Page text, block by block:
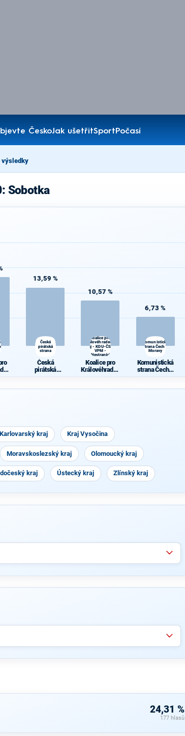
ČeskoJak ušetřitSportPočasí
výsledky
Sobotka
13,59 %
Česká
pirátská
strana
Česká
pirátská
10,57 %
Koalice pro
Královéhradecký
kraj - KDU-ČSL -
VPM -
Nestraníci
Koalice pro
Královéhradec
Nestraníci
6,73 %
Komunistická
strana Čech a
Moravy
Komunistická
strana Čech a
Moravy
Karlovarský kraj Kraj Vysočina
Moravskoslezský kraj Olomoucký kraj
kraj Ústecký kraj Zlínský kraj
24,31 %
177 hlasů